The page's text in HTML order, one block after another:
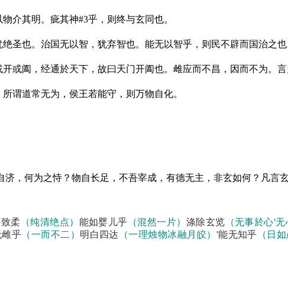
介其明。疵其神#3乎，则终与玄同也。
圣也。治国无以智，犹弃智也。能无以智乎，则民不辟而国治之也
或阖，经通於天下，故曰天门开阖也。雌应而不昌，因而不为。
谓道常无为，侯王若能守，则万物自化。
，何为之恃？物自长足，不吾宰成，有德无主，非玄如何？凡言
柔 （纯清绝点） 能如婴儿乎 （混然一片） 涤除玄览 （无事於心'无
乎 （一而不二） 明白四达 （一理烛物冰融月皎） '能无知乎 （日